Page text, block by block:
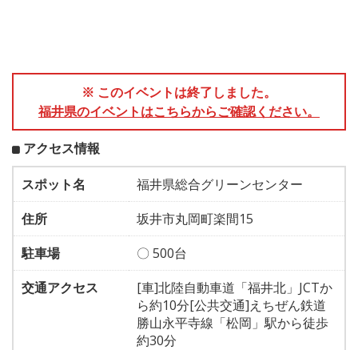
※ このイベントは終了しました。
福井県のイベントはこちらからご確認ください。
アクセス情報
スポット名
福井県総合グリーンセンター
住所
坂井市丸岡町楽間15
駐車場
〇 500台
交通アクセス
[車]北陸自動車道「福井北」JCTか
ら約10分[公共交通]えちぜん鉄道
勝山永平寺線「松岡」駅から徒歩
約30分